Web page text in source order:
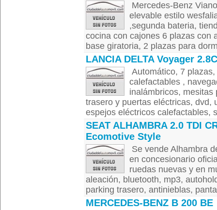
Mercedes-Benz
elevable estilo
,segunda bateria,
cocina con cajones 6 plazas con
base giratoria, 2 plazas para
LANCIA DELTA Voyager
Automático, 7
calefactables ,
inalámbricos, mesitas
trasero y puertas eléctricas, dvd,
espejos eléctricos calefactables,
SEAT ALHAMBRA 2.0 TDI
Ecomotive Style
Se vende Alhambra
en concesionario
ruedas nuevas y en
aleación, bluetooth, mp3,
parking trasero, antinieblas,
MERCEDES-BENZ B 200 BE